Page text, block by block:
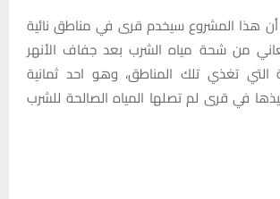
هذا المشروع سيخدم قرى في مناطق نائية
من شحة مياه الشرب بعد جفاف الأنهر
التي تغذي تلك المناطق، وهو احد ثمانية
في قرى لم تصلها المياه الصالحة للشرب